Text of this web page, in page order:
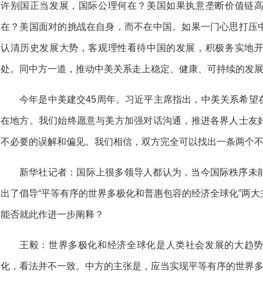
许别国正当发展，国际公理何在？美国如果执意垄断价值链
在？美国面对的挑战在自身，而不在中国。如果一门心思打
认清历史发展大势，客观理性看待中国的发展，积极务实地
处。同中方一道，推动中美关系走上稳定、健康、可持续的发
今年是中美建交45周年。习近平主席指出，中美关系希
在地方。我们始终愿意与美方加强对话沟通，推进各界人士
不必要的误解和偏见。我们相信，双方完全可以找出一条两个
新华社记者：国际上很多领导人都认为，当今国际秩序
出了倡导“平等有序的世界多极化和普惠包容的经济全球化”两
能否就此作进一步阐释？
王毅：世界多极化和经济全球化是人类社会发展的大趋
化，看法并不一致。中方的主张是，应当实现平等有序的世界